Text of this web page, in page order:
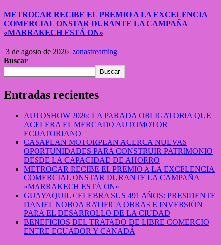
METROCAR RECIBE EL PREMIO A LA EXCELENCIA
COMERCIAL ONSTAR DURANTE LA CAMPAÑA
«MARRAKECH ESTÁ ON»
3 de agosto de 2026 zonastreaming
Buscar
Buscar
Entradas recientes
AUTOSHOW 2026: LA PARADA OBLIGATORIA QUE
ACELERA EL MERCADO AUTOMOTOR
ECUATORIANO
CASAPLAN MOTORPLAN ACERCA NUEVAS
OPORTUNIDADES PARA CONSTRUIR PATRIMONIO
DESDE LA CAPACIDAD DE AHORRO
METROCAR RECIBE EL PREMIO A LA EXCELENCIA
COMERCIAL ONSTAR DURANTE LA CAMPAÑA
«MARRAKECH ESTÁ ON»
GUAYAQUIL CELEBRA SUS 491 AÑOS: PRESIDENTE
DANIEL NOBOA RATIFICA OBRAS E INVERSIÓN
PARA EL DESARROLLO DE LA CIUDAD
BENEFICIOS DEL TRATADO DE LIBRE COMERCIO
ENTRE ECUADOR Y CANADÁ